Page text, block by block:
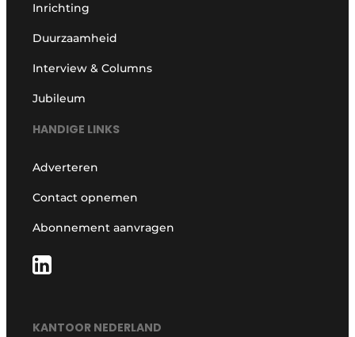
Inrichting
Duurzaamheid
Interview & Columns
Jubileum
HANDIGE LINKS
Adverteren
Contact opnemen
Abonnement aanvragen
KANTOOR NEDERLAND